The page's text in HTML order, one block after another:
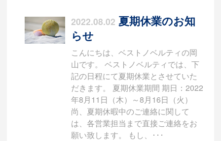
2022.08.02 夏期休業のお知
らせ
こんにちは、ベストノベルティの岡
山です。 ベストノベルティでは、下
記の日程にて夏期休業とさせていた
だきます。 夏期休業期間 期日：2022
年8月11日（木）～8月16日（火）
尚、夏期休暇中のご連絡に関して
は、各営業担当まで直接ご連絡をお
願い致します。 もし、･･･